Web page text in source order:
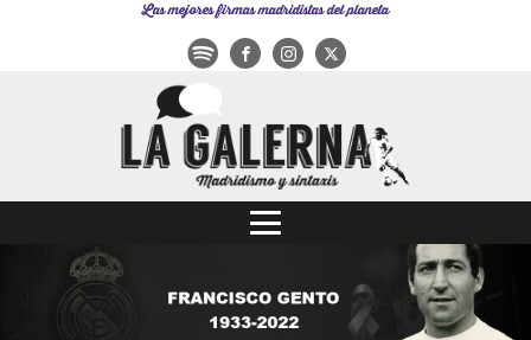
Las mejores firmas madridistas del planeta